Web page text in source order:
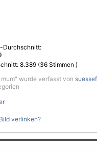
Durchschnitt:
8.389 (36 Stimmen )
wurde verfasst von
verlinken?